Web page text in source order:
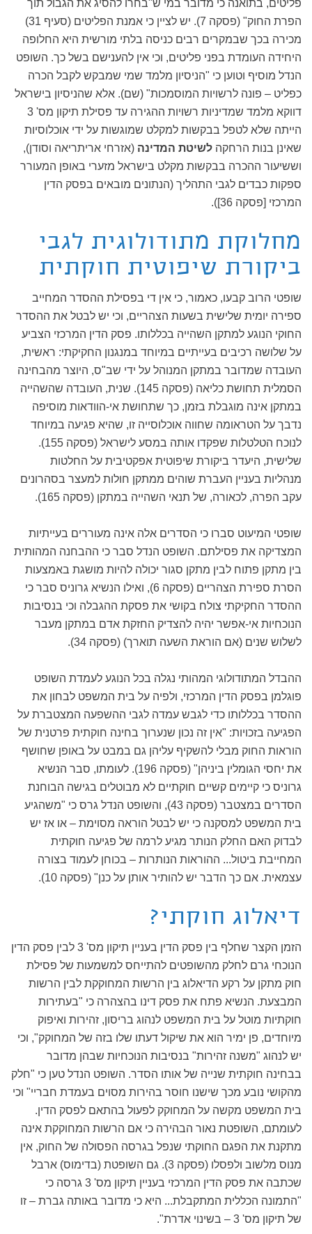
פליטים, בתואנה כי מדובר במי ש"בחרו להסיג את הגבול תוך
הפרת החוק" (פסקה 7). יש לציין כי אמנת הפליטים (סעיף 31)
מכירה בכך שבמקרים רבים כניסה בלתי מורשית היא החלופה
היחידה העומדת בפני פליטים, וכי אין להענישם בשל כך. השופט
הנדל מוסיף וטוען כי "הניסיון מלמד שמי שמבקש לקבל הכרה
כפליט – פונה לרשויות המוסמכות" (שם). אלא שהניסיון בישראל
דווקא מלמד שמדיניות רשויות ההגירה עד פסילת תיקון מס' 3
הייתה שלא לטפל בבקשות למקלט שמוגשות על ידי אוכלוסיות
שאינן בנות הרחקה לשיטת המדינה (אזרחי אריתריאה וסודן),
וששיעור ההכרה בבקשות מקלט בישראל מזערי באופן המעורר
ספקות כבדים לגבי התהליך (הנתונים מובאים בפסק הדין
המרכזי [פסקה 36]).
מחלוקת מתודולוגית לגבי
ביקורת שיפוטית חוקתית
שופטי הרוב קבעו, כאמור, כי אין די בפסילת ההסדר המחייב
ספירה יומית שלישית בשעות הצהריים, וכי יש לבטל את ההסדר
החוקי הנוגע למתקן השהייה בכללותו. פסק הדין המרכזי הצביע
על שלושה רכיבים בעייתיים במיוחד במנגנון החקיקתי: ראשית,
העובדה שמדובר במתקן המנוהל על ידי שב"ס, היוצר מהבחינה
הסמלית תחושת כליאה (פסקה 145). שנית, העובדה שהשהייה
במתקן אינה מוגבלת בזמן, כך שתחושת אי-הוודאות מוסיפה
נדבך על הטראומה שחווה אוכלוסייה זו, שהיא פגיעה במיוחד
לנוכח הטלטלות שפקדו אותה במסע לישראל (פסקה 155).
שלישית, היעדר ביקורת שיפוטית אפקטיבית על החלטות
מנהליות בעניין העברת שוהים ממתקן חולות למעצר בסהרונים
עקב הפרה, לכאורה, של תנאי השהייה במתקן (פסקה 165).
שופטי המיעוט סברו כי הסדרים אלה אינה מעוררים בעייתיות
המצדיקה את פסילתם. השופט הנדל סבר כי ההבחנה המהותית
בין מתקן פתוח לבין מתקן סגור יכולה להיות מושגת באמצעות
הסרת ספירת הצהריים (פסקה 6), ואילו הנשיא גרוניס סבר כי
ההסדר החקיקתי צולח בקושי את פסקת ההגבלה וכי בנסיבות
הנוכחיות אי-אפשר יהיה להצדיק החזקת אדם במתקן מעבר
לשלוש שנים (אם הוראת השעה תוארך) (פסקה 34).
ההבדל המתודולוגי המהותי נגלה בכל הנוגע לעמדת השופט
פוגלמן בפסק הדין המרכזי, ולפיה על בית המשפט לבחון את
ההסדר בכללותו כדי לגבש עמדה לגבי ההשפעה המצטברת על
הפגיעה בזכויות: "אין זה נכון שנערוך בחינה חוקתית פרטנית של
הוראות החוק מבלי להשקיף עליהן גם במבט על באופן שחושף
את יחסי הגומלין ביניהן" (פסקה 196). לעומתו, סבר הנשיא
גרוניס כי קיימים קשיים חוקתיים לא מבוטלים בגישה הבוחנת
הסדרים במצטבר (פסקה 43), והשופט הנדל גרס כי "משהגיע
בית המשפט למסקנה כי יש לבטל הוראה מסוימת – או אז יש
לבדוק האם החלק הנותר מגיע לרמה של פגיעה חוקתית
המחייבת ביטול... ההוראות הנותרות – בכוחן לעמוד בצורה
עצמאית. אם כך הדבר יש להותיר אותן על כנן" (פסקה 10).
דיאלוג חוקתי?
הזמן הקצר שחלף בין פסק הדין בעניין תיקון מס' 3 לבין פסק הדין
הנוכחי גרם לחלק מהשופטים להתייחס למשמעות של פסילת
חוק מתקן על רקע הדיאלוג בין הרשות המחוקקת לבין הרשות
המבצעת. הנשיא פתח את פסק דינו בהצהרה כי "בעתירות
חוקתיות מוטל על בית המשפט לנהוג בריסון, זהירות ואיפוק
מיוחדים, פן ימיר הוא את שיקול דעתו שלו בזה של המחוקק", וכי
יש לנהוג "משנה זהירות" בנסיבות הנוכחיות שבהן מדובר
בבחינה חוקתית שנייה של אותו הסדר. השופט הנדל טען כי "חלק
מהקושי נובע מכך שישנו חוסר בהירות מסוים בעמדת חבריי" וכי
בית המשפט מקשה על המחוקק לפעול בהתאם לפסק הדין.
לעומתם, השופטת נאור הבהירה כי אם הרשות המחוקקת אינה
מתקנת את הפגם החוקתי שנפל בגרסה הפסולה של החוק, אין
מנוס מלשוב ולפסלו (פסקה 3). גם השופטת (בדימוס) ארבל
שכתבה את פסק הדין המרכזי בעניין תיקון מס' 3 גרסה כי
"התמונה הכללית המתקבלת... היא כי מדובר באותה גברת – זו
של תיקון מס' 3 – בשינוי אדרת".